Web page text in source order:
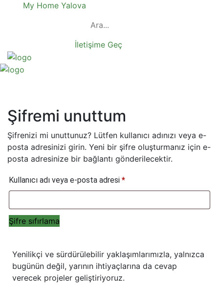
My Home Yalova
İletişime Geç
Şifremi unuttum
Şifrenizi mi unuttunuz? Lütfen kullanıcı adınızı veya e-
posta adresinizi girin. Yeni bir şifre oluşturmanız için e-
posta adresinize bir bağlantı gönderilecektir.
Kullanıcı adı veya e-posta adresi *
Şifre sıfırlama
Yenilikçi ve sürdürülebilir yaklaşımlarımızla, yalnızca
bugünün değil, yarının ihtiyaçlarına da cevap
verecek projeler geliştiriyoruz.